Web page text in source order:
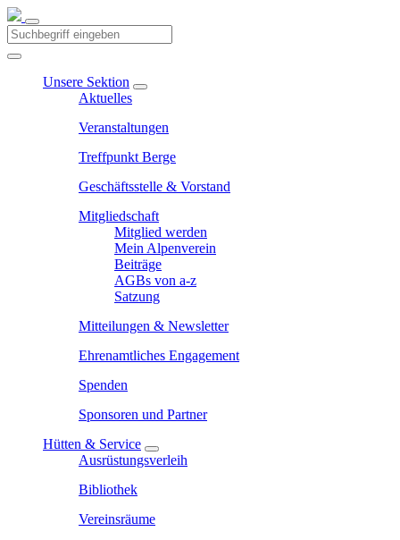
Unsere Sektion
Aktuelles
Veranstaltungen
Treffpunkt Berge
Geschäftsstelle & Vorstand
Mitgliedschaft
Mitglied werden
Mein Alpenverein
Beiträge
AGBs von a-z
Satzung
Mitteilungen & Newsletter
Ehrenamtliches Engagement
Spenden
Sponsoren und Partner
Hütten & Service
Ausrüstungsverleih
Bibliothek
Vereinsräume